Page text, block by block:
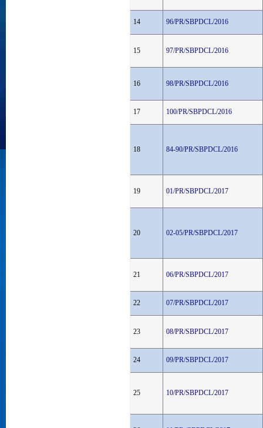
14 96/PR/SBPDCL/2016
15 97/PR/SBPDCL/2016
16 98/PR/SBPDCL/2016
17 100/PR/SBPDCL/2016
18 84-90/PR/SBPDCL/2016
19 01/PR/SBPDCL/2017
20 02-05/PR/SBPDCL/2017
21 06/PR/SBPDCL/2017
22 07/PR/SBPDCL/2017
23 08/PR/SBPDCL/2017
24 09/PR/SBPDCL/2017
25 10/PR/SBPDCL/2017